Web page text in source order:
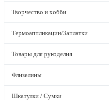
Творчество и хобби
Термоаппликации/Заплатки
Товары для рукоделия
Флизелины
Шкатулки / Сумки